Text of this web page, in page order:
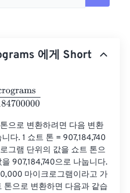
에게 Short
907184700000
으로 변환하려면 다음 변환
다. 1 쇼트 톤 = 907,184,740
그램 단위의 값을 쇼트 톤으
907,184,740으로 나눕니다.
마이크로그램이라고 가
톤으로 변환하면 다음과 같습